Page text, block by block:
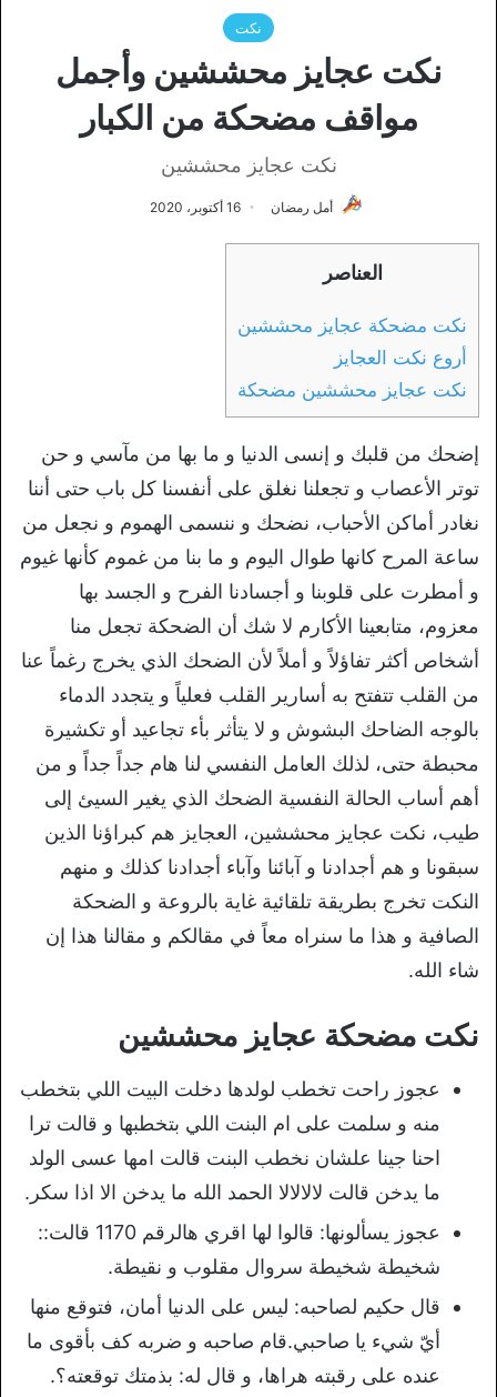
نكت
نكت عجايز محششين وأجمل
مواقف مضحكة من الكبار
نكت عجايز محششين
أمل رمضان 16 أكتوبر، 2020
العناصر
نكت مضحكة عجايز محششين
أروع نكت العجايز
نكت عجايز محششين مضحكة
إضحك من قلبك و إنسى الدنيا و ما بها من مآسي و حن
توتر الأعصاب و تجعلنا نغلق على أنفسنا كل باب حتى أننا
نغادر أماكن الأحباب، نضحك و ننسمى الهموم و نجعل من
ساعة المرح كانها طوال اليوم و ما بنا من غموم كأنها غيوم
و أمطرت على قلوبنا و أجسادنا الفرح و الجسد بها
معزوم، متابعينا الأكارم لا شك أن الضحكة تجعل منا
أشخاص أكثر تفاؤلاً و أملاً لأن الضحك الذي يخرج رغماً عنا
من القلب تتفتح به أسارير القلب فعلياً و يتجدد الدماء
بالوجه الضاحك البشوش و لا يتأثر بأء تجاعيد أو تكشيرة
محبطة حتى، لذلك العامل النفسي لنا هام جداً جداً و من
أهم أساب الحالة النفسية الضحك الذي يغير السيئ إلى
طيب، نكت عجايز محششين، العجايز هم كبراؤنا الذين
سبقونا و هم أجدادنا و آبائنا وآباء أجدادنا كذلك و منهم
النكت تخرج بطريقة تلقائية غاية بالروعة و الضحكة
الصافية و هذا ما سنراه معاً في مقالكم و مقالنا هذا إن
شاء الله.
نكت مضحكة عجايز محششين
عجوز راحت تخطب لولدها دخلت البيت اللي بتخطب
منه و سلمت على ام البنت اللي بتخطبها و قالت ترا
احنا جينا علشان نخطب البنت قالت امها عسى الولد
ما يدخن قالت لالالالا الحمد الله ما يدخن الا اذا سكر.
عجوز يسألونها: قالوا لها اقري هالرقم 1170 قالت:
:
شخيطة شخيطة سروال مقلوب و نقيطة.
قال حكيم لصاحبه: ليس على الدنيا أمان، فتوقع منها
أيّ شيء يا صاحبي.قام صاحبه و ضربه كف بأقوى ما
عنده على رقبته هراها، و قال له: بذمتك توقعته؟.